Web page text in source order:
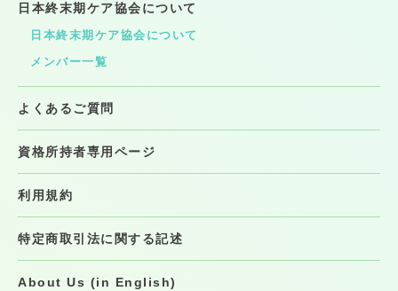
日本終末期ケア協会について
日本終末期ケア協会について
メンバー一覧
よくあるご質問
資格所持者専用ページ
利用規約
特定商取引法に関する記述
About Us (in English)